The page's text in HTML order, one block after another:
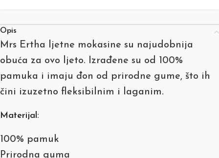
Opis
Mrs Ertha ljetne mokasine su najudobnija
obuća za ovo ljeto. Izrađene su od 100%
pamuka i imaju đon od prirodne gume, što ih
čini izuzetno fleksibilnim i laganim.
Materijal:
100% pamuk
Prirodna guma